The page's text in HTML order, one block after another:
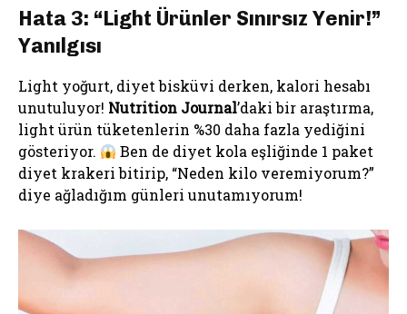
Hata 3: “Light Ürünler Sınırsız Yenir!”
Yanılgısı
Light yoğurt, diyet bisküvi derken, kalori hesabı
unutuluyor! Nutrition Journal’daki bir araştırma,
light ürün tüketenlerin %30 daha fazla yediğini
gösteriyor.
Ben de diyet kola eşliğinde 1 paket
diyet krakeri bitirip, “Neden kilo veremiyorum?”
diye ağladığım günleri unutamıyorum!